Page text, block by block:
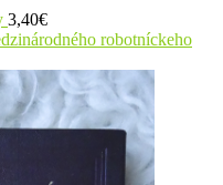
3,40€
robotníckeho